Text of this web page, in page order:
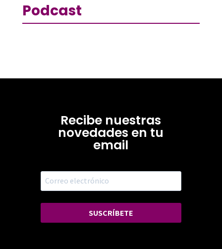
Podcast
Recibe nuestras
novedades en tu
email
SUSCRÍBETE